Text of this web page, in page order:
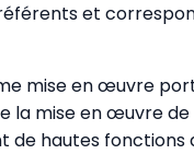
et
mise en œuvre
la mise en œuvre
hautes fonctions